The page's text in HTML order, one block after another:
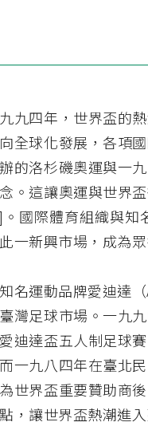
九四年，世界盃的
全球化發展，各項
的洛杉磯奧運與一
。這讓奧運與世界
國際體育組織與知
一新興市場，成為
名運動品牌愛迪達
灣足球市場。一九
迪達盃五人制足球
一九八四年在臺北
世界盃重要贊助商
，讓世界盃熱潮進